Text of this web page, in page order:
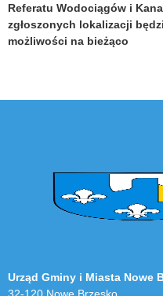
Referatu Wodociągów i
zgłoszonych lokalizacji
możliwości na bieżąco
Urząd Gminy i Miasta Nowe